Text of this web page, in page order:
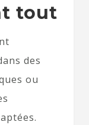
tout
des
ou